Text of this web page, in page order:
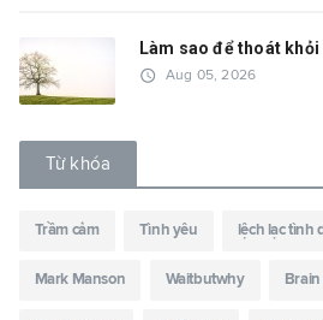
Làm sao để thoát
access_time Aug 05, 2026
Từ khóa
Trầm cảm Tình yêu lệch lạc tình
Mark Manson Waitbutwhy